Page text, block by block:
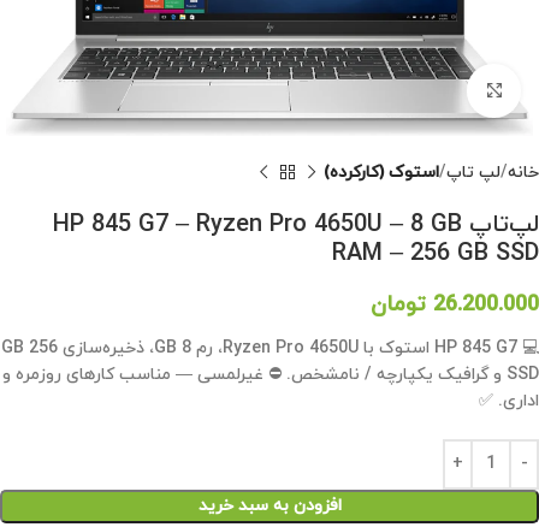
بزرگنمایی تصویر
خانه لپ تاپ استوک (کارکرده)
لپ‌تاپ HP 845 G7 – Ryzen Pro 4650U – 8 GB
RAM – 256 GB SSD
26.200.000 تومان
💻 HP 845 G7 استوک با Ryzen Pro 4650U، رم 8 GB، ذخیره‌سازی 256 GB
SSD و گرافیک یکپارچه / نامشخص. ⛔ غیرلمسی — مناسب کارهای روزمره و
اداری. ✅
افزودن به سبد خرید